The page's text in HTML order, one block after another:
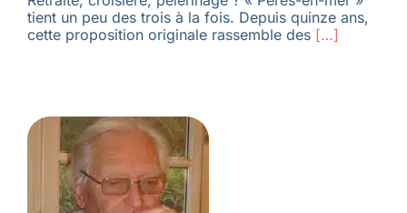
tient un peu des trois à la fois. Depuis quinze ans,
cette proposition originale rassemble des[…]